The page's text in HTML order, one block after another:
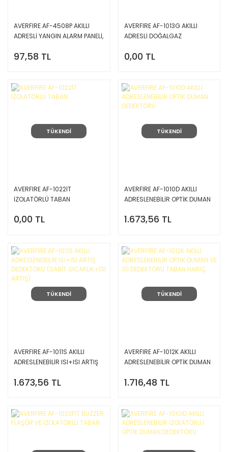
AVERFIRE AF-4508P AKILLI
ADRESLİ YANGIN ALARM PANELİ,
97,58 TL
AVERFIRE AF-1013G AKILLI
ADRESLİ DOĞALGAZ
BESLEMELİ) TABAN DAHİL
0,00 TL
TÜKENDİ
AVERFIRE AF-1022İT
İZOLATÖRLÜ TABAN
0,00 TL
TÜKENDİ
AVERFIRE AF-1010D AKILLI
ADRESLENEBİLİR OPTİK DUMAN
1.673,56 TL
TÜKENDİ
AVERFIRE AF-1011S AKILLI
ADRESLENEBİLİR ISI+ISI ARTIŞ
SICAKLIK+ISI ARTIŞ)
1.673,56 TL
TÜKENDİ
AVERFIRE AF-1012K AKILLI
ADRESLENEBİLİR OPTİK DUMAN
HARİÇ.
1.716,48 TL